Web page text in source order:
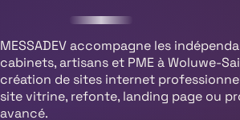
MESSADEV accompagne les
cabinets, artisans et PME àWoluwe-
création de sites internet
site vitrine, refonte, landing page ou
avancé.